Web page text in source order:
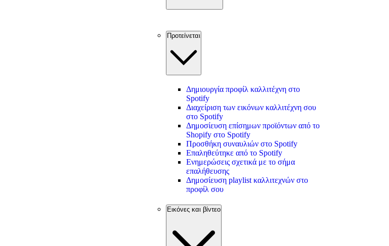
Προτείνεται
Δημιουργία προφίλ καλλιτέχνη στο
Spotify
Διαχείριση των εικόνων καλλιτέχνη σου
στο Spotify
Δημοσίευση επίσημων προϊόντων από το
Shopify στο Spotify
Προσθήκη συναυλιών στο Spotify
Επαληθεύτηκε από το Spotify
Ενημερώσεις σχετικά με το σήμα
επαλήθευσης
Δημοσίευση playlist καλλιτεχνών στο
προφίλ σου
Εικόνες και βίντεο